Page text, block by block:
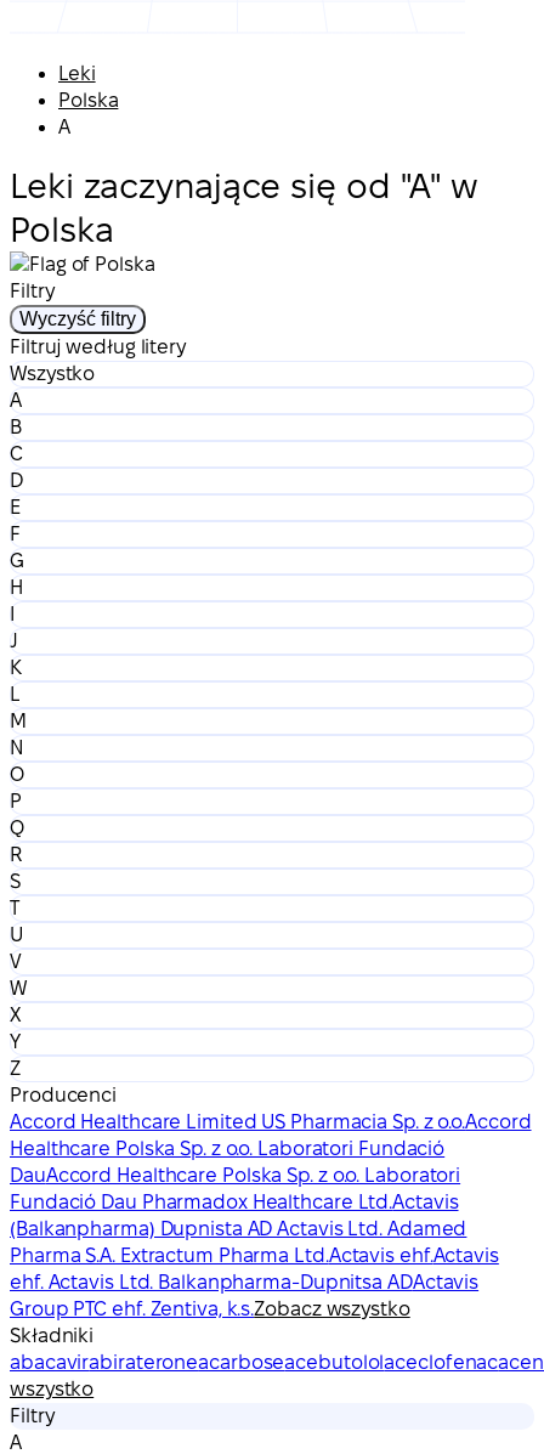
Leki
Polska
A
Leki zaczynające się od "A" w
Polska
Filtry
Wyczyść filtry
Filtruj według litery
Wszystko
A
B
C
D
E
F
G
H
I
J
K
L
M
N
O
P
Q
R
S
T
U
V
W
X
Y
Z
Producenci
Accord Healthcare Limited US Pharmacia Sp. z o.o.Accord
Healthcare Polska Sp. z o.o. Laboratori Fundació
DauAccord Healthcare Polska Sp. z o.o. Laboratori
Fundació Dau Pharmadox Healthcare Ltd.Actavis
(Balkanpharma) Dupnista AD Actavis Ltd. Adamed
Pharma S.A. Extractum Pharma Ltd.Actavis ehf.Actavis
ehf. Actavis Ltd. Balkanpharma-Dupnitsa ADActavis
Group PTC ehf. Zentiva, k.s.Zobacz wszystko
Składniki
abacavirabirateroneacarboseacebutololaceclofenac
wszystko
Filtry
A